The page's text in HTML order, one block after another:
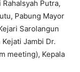
Putra,
Pabung Mayor
Sarolangun
Jambi Dr.
meeting), Kepala